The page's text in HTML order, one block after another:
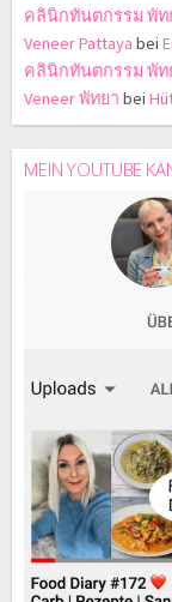
คลินิกทันตกรรม พัท
Veneer Pattaya bei
คลินิกทันตกรรม พัท
Veneer พัทยา bei
MEIN YOUTUBE